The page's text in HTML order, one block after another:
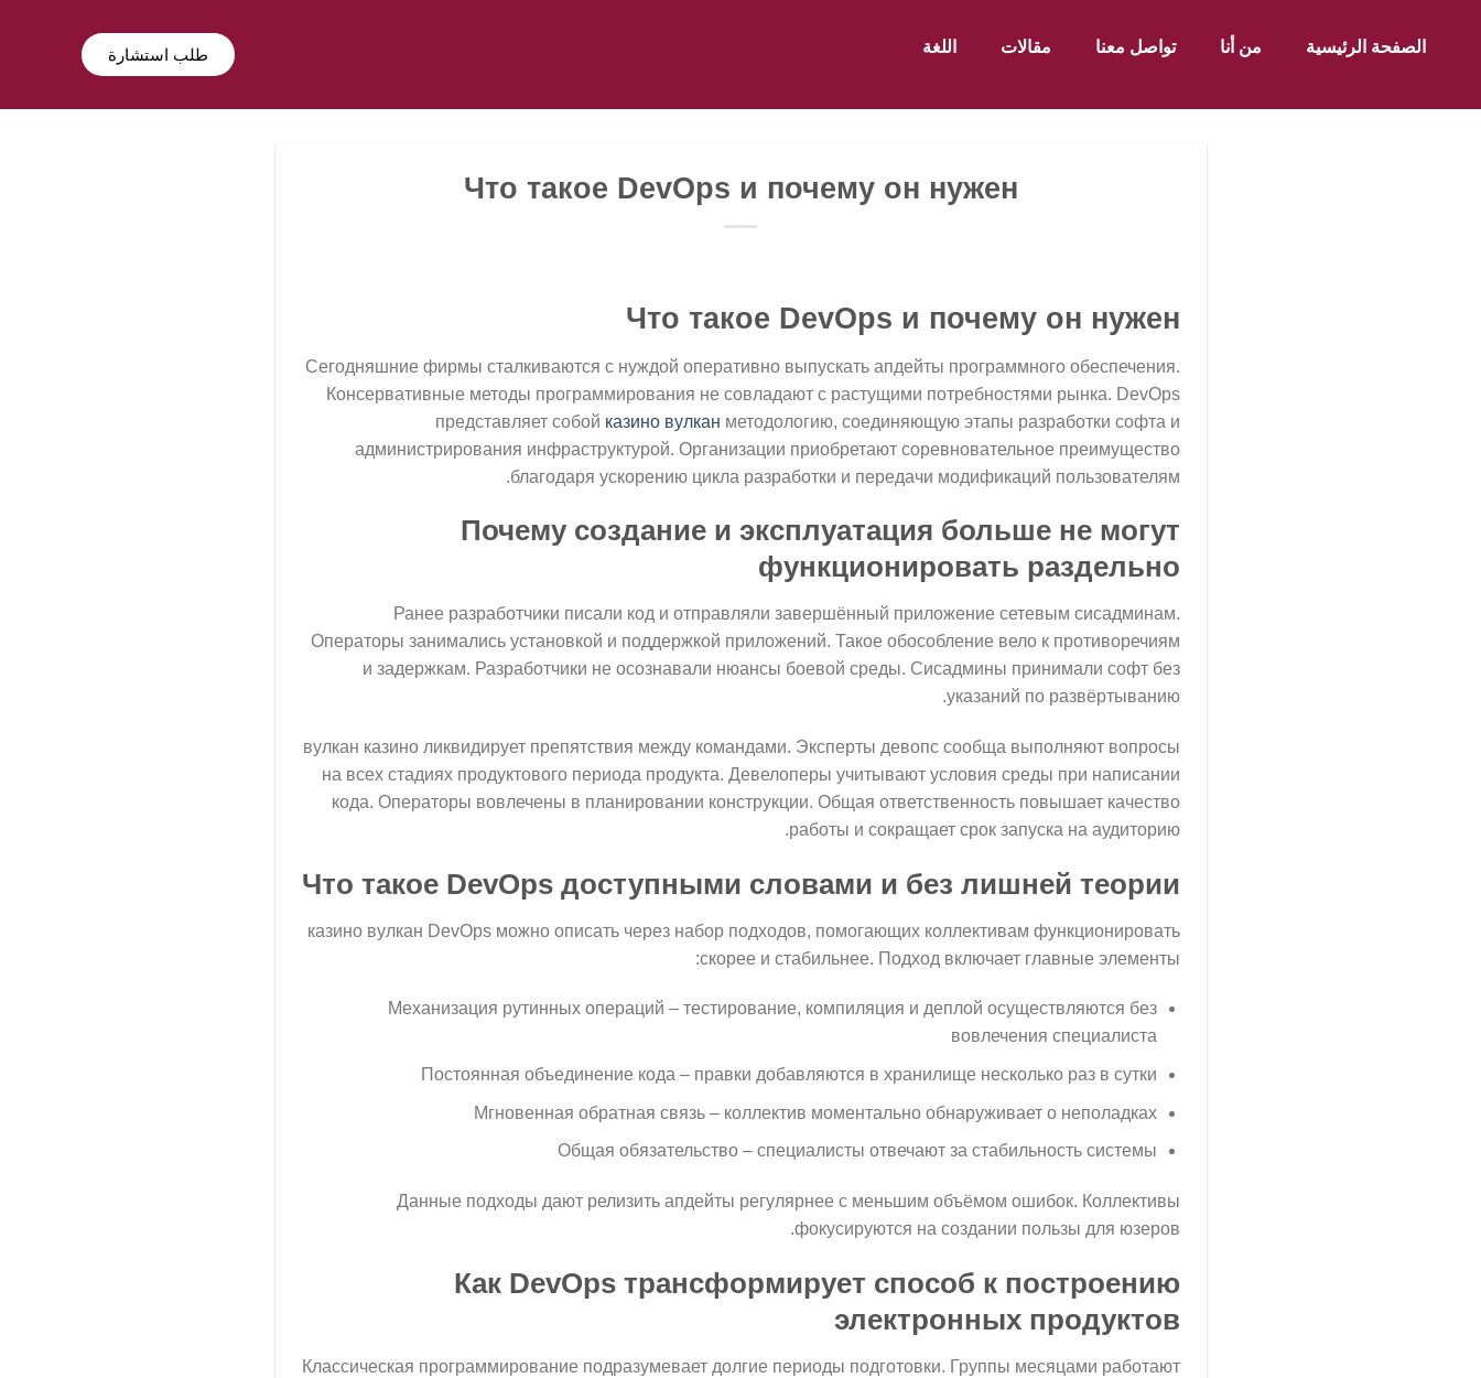
الصفحة الرئيسية من أنا تواصل معنا مقالات اللغة طلب استشارة
Что такое DevOps и почему он нужен
Что такое DevOps и почему он нужен
Сегодняшние фирмы сталкиваются с нуждой оперативно выпускать апдейты программного обеспечения.
Консервативные методы программирования не совладают с растущими потребностями рынка. DevOps
представляет собой казино вулкан методологию, соединяющую этапы разработки софта и
администрирования инфраструктурой. Организации приобретают соревновательное преимущество
благодаря ускорению цикла разработки и передачи модификаций пользователям.
Почему создание и эксплуатация больше не могут
функционировать раздельно
Ранее разработчики писали код и отправляли завершённый приложение сетевым сисадминам.
Операторы занимались установкой и поддержкой приложений. Такое обособление вело к противоречиям
и задержкам. Разработчики не осознавали нюансы боевой среды. Сисадмины принимали софт без
указаний по развёртыванию.
вулкан казино ликвидирует препятствия между командами. Эксперты девопс сообща выполняют вопросы
на всех стадиях продуктового периода продукта. Девелоперы учитывают условия среды при написании
кода. Операторы вовлечены в планировании конструкции. Общая ответственность повышает качество
работы и сокращает срок запуска на аудиторию.
Что такое DevOps доступными словами и без лишней теории
казино вулкан DevOps можно описать через набор подходов, помогающих коллективам функционировать
скорее и стабильнее. Подход включает главные элементы:
Механизация рутинных операций – тестирование, компиляция и деплой осуществляются без
вовлечения специалиста
Постоянная объединение кода – правки добавляются в хранилище несколько раз в сутки
Мгновенная обратная связь – коллектив моментально обнаруживает о неполадках
Общая обязательство – специалисты отвечают за стабильность системы
Данные подходы дают релизить апдейты регулярнее с меньшим объёмом ошибок. Коллективы
фокусируются на создании пользы для юзеров.
Как DevOps трансформирует способ к построению
электронных продуктов
Классическая программирование подразумевает долгие периоды подготовки. Группы месяцами работают